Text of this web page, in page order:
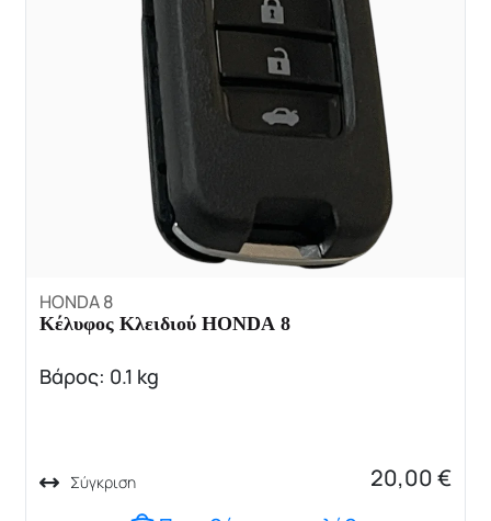
HONDA 8
Κέλυφος Κλειδιού HONDA 8
Βάρος: 0.1 kg
Σύγκριση 20,00€